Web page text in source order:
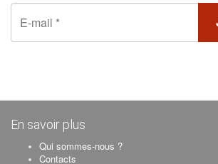
En savoir plus
Qui sommes-nous ?
Contacts